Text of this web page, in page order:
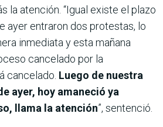
la atención. “Igual existe el plazo
ayer entraron dos protestas, lo
inmediata y esta mañana
cancelado por la
cancelado. Luego de nuestra
ayer, hoy amaneció ya
llama la atención”, sentenció.